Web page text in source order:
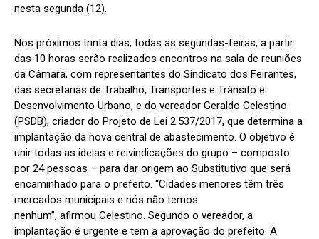
nesta segunda (12).
Nos próximos trinta dias, todas as segundas-feiras, a partir
das 10 horas serão realizados encontros na sala de reuniões
da Câmara, com representantes do Sindicato dos Feirantes,
das secretarias de Trabalho, Transportes e Trânsito e
Desenvolvimento Urbano, e do vereador Geraldo Celestino
(PSDB), criador do Projeto de Lei 2.537/2017, que determina a
implantação da nova central de abastecimento. O objetivo é
unir todas as ideias e reivindicações do grupo – composto
por 24 pessoas – para dar origem ao Substitutivo que será
encaminhado para o prefeito. “Cidades menores têm três
mercados municipais e nós não temos
nenhum”, afirmou Celestino. Segundo o vereador, a
implantação é urgente e tem a aprovação do prefeito. A